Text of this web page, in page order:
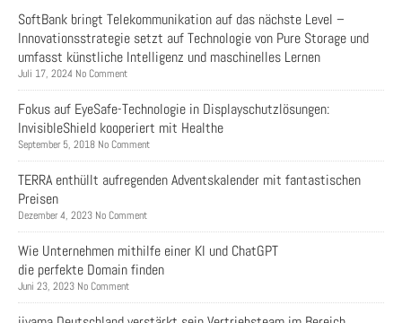
SoftBank bringt Telekommunikation auf das nächste Level –
Innovationsstrategie setzt auf Technologie von Pure Storage und
umfasst künstliche Intelligenz und maschinelles Lernen
Juli 17, 2024 No Comment
Fokus auf EyeSafe-Technologie in Displayschutzlösungen:
InvisibleShield kooperiert mit Healthe
September 5, 2018 No Comment
TERRA enthüllt aufregenden Adventskalender mit fantastischen
Preisen
Dezember 4, 2023 No Comment
Wie Unternehmen mithilfe einer KI und ChatGPT
die perfekte Domain finden
Juni 23, 2023 No Comment